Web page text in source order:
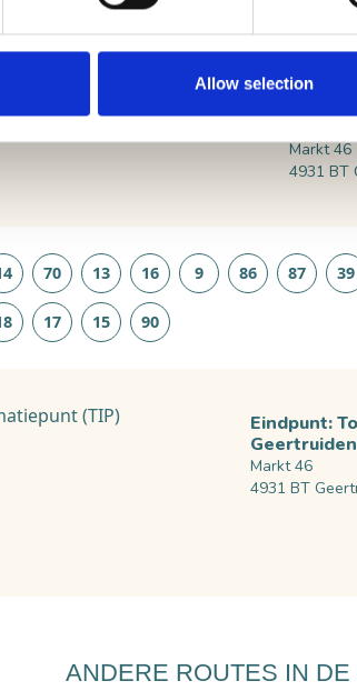
Allow selection
4931 BT
Markt 46
4931 BT
70 13 16 9 86 87 39
17 15 90
Eindpunt:
Markt 46
4931 BT
ANDERE ROUTES IN DE